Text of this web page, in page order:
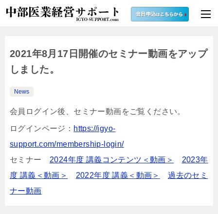
2021年8月17日開催のセミナー動画をアップ
しました。
News
会員ログイン後、セミナー動画をご覧ください。
ログインページ： https://igyo-
support.com/membership-login/
セミナー 2024年度 講義コンテンツ＜動画＞
2023年
度 講義＜動画＞
2022年度 講義＜動画＞
過去のセミ
ナー動画